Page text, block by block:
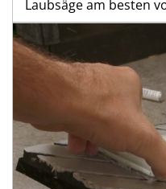
Laubsäge am besten